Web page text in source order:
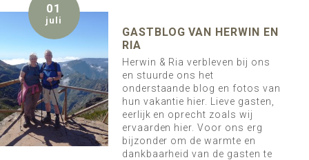
01
juli
GASTBLOG VAN HERWIN EN
RIA
Herwin & Ria verbleven bij ons
en stuurde ons het
onderstaande blog en fotos van
hun vakantie hier. Lieve gasten,
eerlijk en oprecht zoals wij
ervaarden hier. Voor ons erg
bijzonder om de warmte en
dankbaarheid van de gasten te